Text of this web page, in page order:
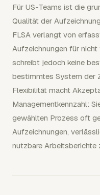
Für US-Teams ist die
Qualität der
FLSA verlangt von
Aufzeichnungen für
schreibt jedoch keine
bestimmtes System der
Flexibilität macht
Managementkennzahl:
gewählten Prozess oft
Aufzeichnungen,
nutzbare Arbeitsberichte